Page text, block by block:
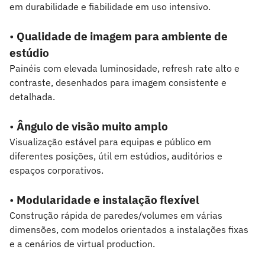
em durabilidade e fiabilidade em uso intensivo.
• Qualidade de imagem para ambiente de
estúdio
Painéis com elevada luminosidade, refresh rate alto e
contraste, desenhados para imagem consistente e
detalhada.
• Ângulo de visão muito amplo
Visualização estável para equipas e público em
diferentes posições, útil em estúdios, auditórios e
espaços corporativos.
• Modularidade e instalação flexível
Construção rápida de paredes/volumes em várias
dimensões, com modelos orientados a instalações fixas
e a cenários de virtual production.